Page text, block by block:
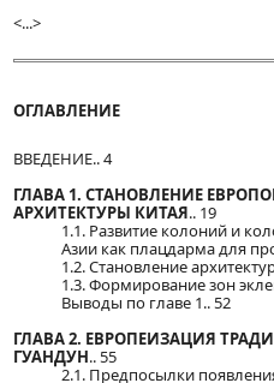
<...>
ОГЛАВЛЕНИЕ
ВВЕДЕНИЕ.. 4
ГЛАВА 1. СТАНОВЛЕНИЕ
АРХИТЕКТУРЫ КИТАЯ.. 19
1.1. Развитие колоний и
Азии как плацдарма для
1.2. Становление
1.3. Формирование зон
Выводы по главе 1.. 52
ГЛАВА 2. ЕВРОПЕИЗАЦИЯ
ГУАНДУН.. 55
2.1. Предпосылки